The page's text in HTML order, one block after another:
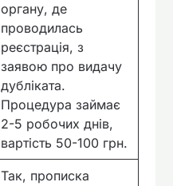
органу, де
проводилась
реєстрація, з
заявою про видачу
дубліката.
Процедура займає
2-5 робочих днів,
вартість 50-100 грн.
Так, прописка